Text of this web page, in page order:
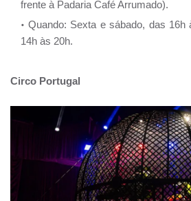
frente à Padaria Café Arrumado).
Quando: Sexta e sábado, das 16h
14h às 20h.
Circo Portugal